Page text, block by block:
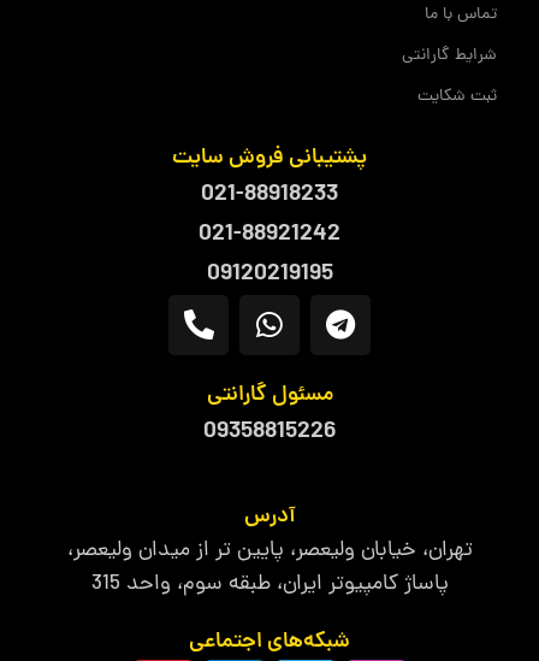
تماس با ما
شرایط گارانتی
ثبت شکایت
پشتیبانی فروش سایت
021-88918233
021-88921242
09120219195
مسئول گارانتی
09358815226
آدرس
تهران، خیابان ولیعصر، پایین تر از میدان ولیعصر،
پاساژ کامپیوتر ایران، طبقه سوم، واحد 315
شبکه‌های اجتماعی